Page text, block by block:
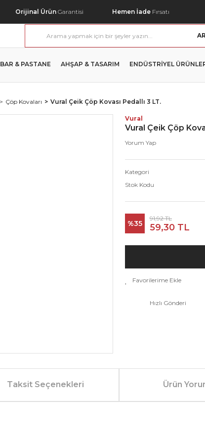
Orijinal Ürün Garantisi Hemen İade Fırsatı
BAR & PASTANE AHŞAP & TASARIM ENDÜSTRİYEL
Çöp Kovaları Vural Çeik Çöp Kovası Pedallı 3 LT.
Vural
Vural Çeik Çöp
Yorum Yap
Kategori
Stok Kodu
%35
91,92 TL
59,30 TL
Hızlı Gönderi
Taksit Seçenekleri Ürün